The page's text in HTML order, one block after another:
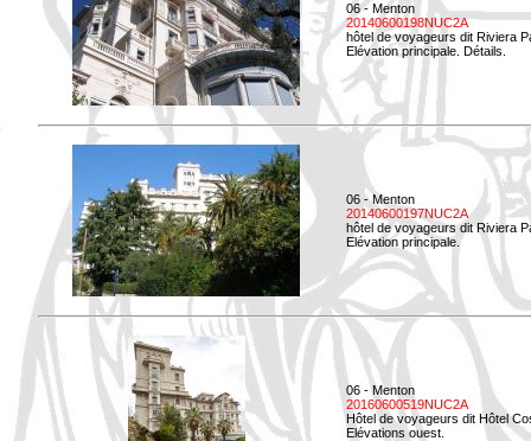
06 - Menton
20140600198NUC2A
hôtel de voyageurs dit Riviera
Elévation principale. Détails.
06 - Menton
20140600197NUC2A
hôtel de voyageurs dit Riviera
Elévation principale.
06 - Menton
20160600519NUC2A
Hôtel de voyageurs dit Hôtel
Elévations ouest.